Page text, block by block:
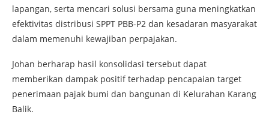
lapangan, serta mencari solusi bersama guna meningkatkan
efektivitas distribusi SPPT PBB-P2 dan kesadaran masyarakat
dalam memenuhi kewajiban perpajakan.
Johan berharap hasil konsolidasi tersebut dapat
memberikan dampak positif terhadap pencapaian target
penerimaan pajak bumi dan bangunan di Kelurahan Karang
Balik.